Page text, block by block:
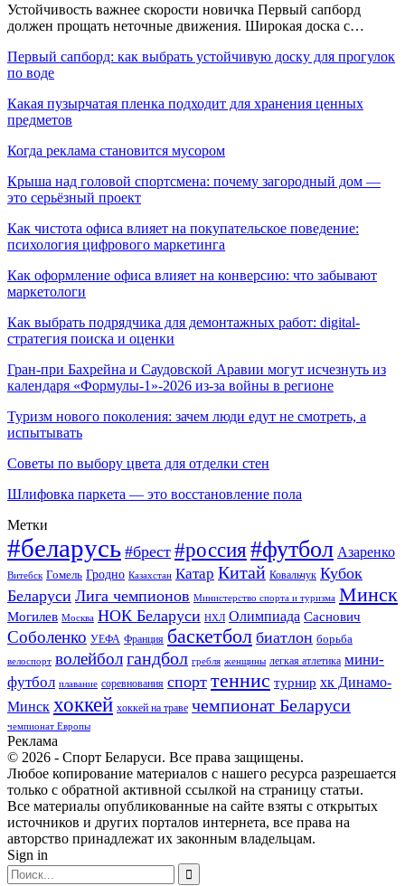
Устойчивость важнее скорости новичка Первый сапборд
должен прощать неточные движения. Широкая доска с…
Первый сапборд: как выбрать устойчивую доску для прогулок
по воде
Какая пузырчатая пленка подходит для хранения ценных
предметов
Когда реклама становится мусором
Крыша над головой спортсмена: почему загородный дом —
это серьёзный проект
Как чистота офиса влияет на покупательское поведение:
психология цифрового маркетинга
Как оформление офиса влияет на конверсию: что забывают
маркетологи
Как выбрать подрядчика для демонтажных работ: digital-
стратегия поиска и оценки
Гран-при Бахрейна и Саудовской Аравии могут исчезнуть из
календаря «Формулы-1»-2026 из-за войны в регионе
Туризм нового поколения: зачем люди едут не смотреть, а
испытывать
Советы по выбору цвета для отделки стен
Шлифовка паркета — это восстановление пола
Метки
#беларусь #брест #россия#футбол Азаренко
Витебск Гомель Гродно Казахстан Катар Китай Ковальчук Кубок
Беларуси Лига чемпионов Министерство спорта и туризма Минск
Могилев Москва НОК Беларуси НХЛ Олимпиада Саснович
Соболенко УЕФА Франция баскетбол биатлон борьба
велоспорт волейболгандбол гребля женщины легкая атлетика мини-
футбол плавание соревнования спорт теннис турнир хк Динамо-
Минск хоккей хоккей на траве чемпионат Беларуси
чемпионат Европы
Реклама
© 2026 - Спорт Беларуси. Все права защищены.
Любое копирование материалов с нашего ресурса разрешается
только с обратной активной ссылкой на страницу статьи.
Все материалы опубликованные на сайте взяты с открытых
источников и других порталов интернета, все права на
авторство принадлежат их законным владельцам.
Sign in